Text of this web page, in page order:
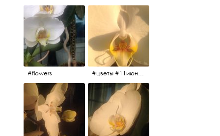
#flowers #цветы #11июня2017 #5утра #белыеночи